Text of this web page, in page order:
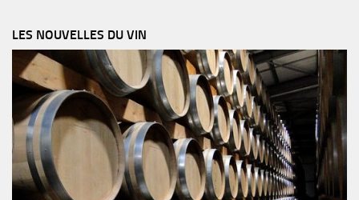
LES NOUVELLES DU VIN